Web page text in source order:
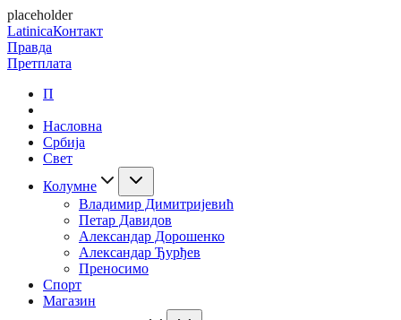
placeholder
LatinicaКонтакт
Правда
Претплата
П
Насловна
Србија
Свет
Колумне
Владимир Димитријевић
Петар Давидов
Александар Дорошенко
Александар Ђурђев
Преносимо
Спорт
Магазин